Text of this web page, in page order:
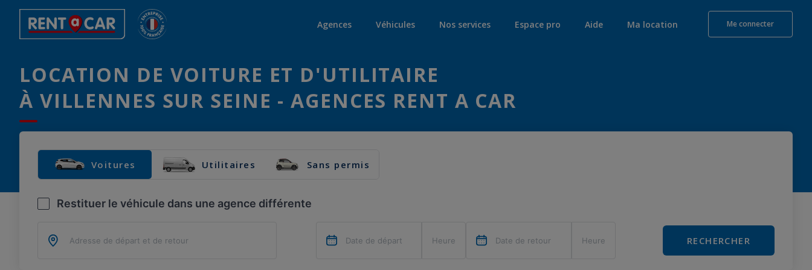
Agences Véhicules Nos services Espace pro Aide Ma location Me connecter
LOCATION DE VOITURE ET D'UTILITAIRE
À VILLENNES SUR SEINE - AGENCES RENT A CAR
Voitures Utilitaires Sans permis
Restituer le véhicule dans une agence différente
RECHERCHER